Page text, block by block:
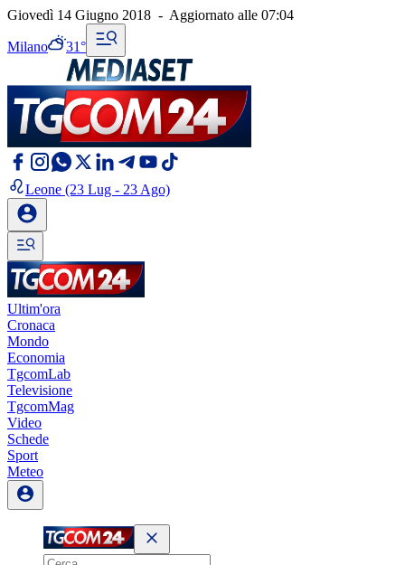
Giovedì 14 Giugno 2018 - Aggiornato alle 07:04
Milano 31°
Leone (23 Lug - 23 Ago)
Ultim'ora
Cronaca
Mondo
Economia
TgcomLab
Televisione
TgcomMag
Video
Schede
Sport
Meteo